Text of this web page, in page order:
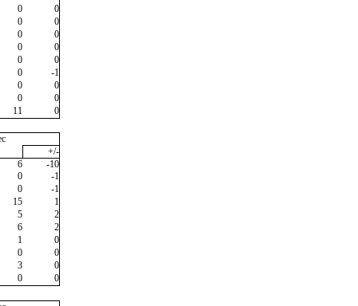
0
0
0
0
0
0
0
0
0
0
0
-1
0
0
0
0
11
0
+/-
6
-10
0
-1
0
-1
15
1
5
2
6
2
1
0
0
0
3
0
0
0